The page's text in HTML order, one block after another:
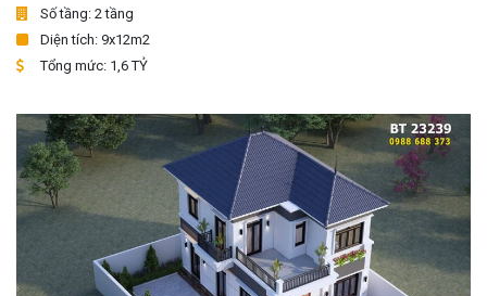
Số tầng: 2 tầng
Diện tích: 9x12m2
Tổng mức: 1,6 TỶ